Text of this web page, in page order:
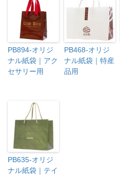
PB894-オリジ
ナル紙袋｜アク
セサリー用
PB468-オリジ
ナル紙袋｜特産
品用
PB635-オリジ
ナル紙袋｜テイ